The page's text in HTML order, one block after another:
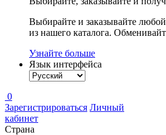
Выбирайте и заказывайте
из нашего каталога.
Узнайте больше
Язык интерфейса
0
Зарегистрироваться Личный
кабинет
Страна